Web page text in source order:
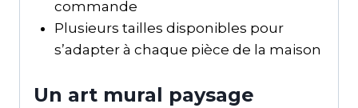
commande
Plusieurs tailles disponibles pour
s’adapter à chaque pièce de la maison
Un art mural paysage